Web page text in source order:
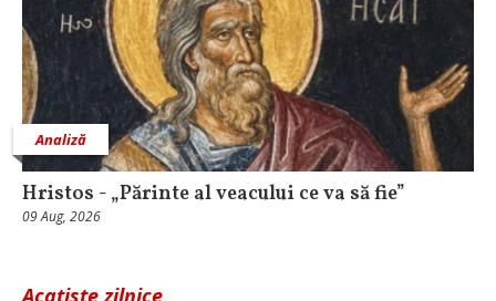
Analiză
Hristos - „Părinte al veacului ce va să fie”
09 Aug, 2026
Acatiste zilnice